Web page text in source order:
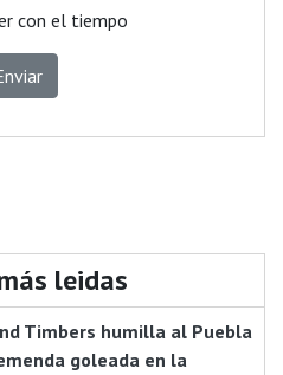
con el tiempo
leidas
Timbers humilla al Puebla
goleada en la